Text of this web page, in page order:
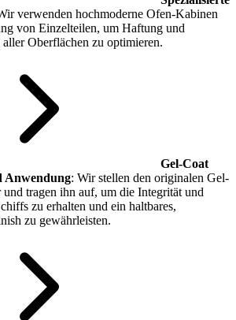
verwenden hochmoderne Ofen-Kabinen
von Einzelteilen, um Haftung und
Oberflächen zu optimieren.
Gel-Coat
Anwendung: Wir stellen den originalen Gel-
tragen ihn auf, um die Integrität und
zu erhalten und ein haltbares,
zu gewährleisten.